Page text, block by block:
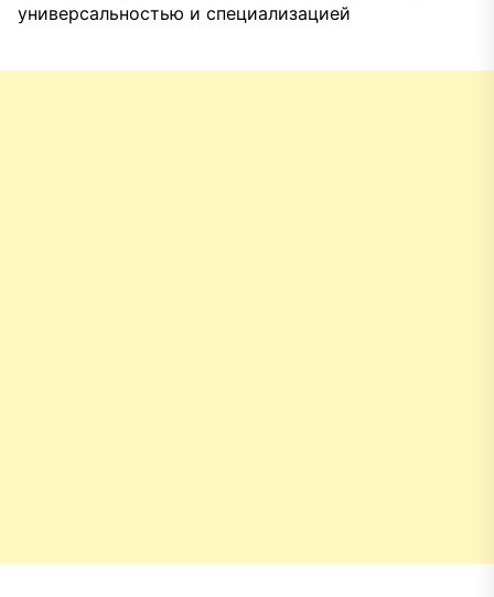
универсальностью и специализацией